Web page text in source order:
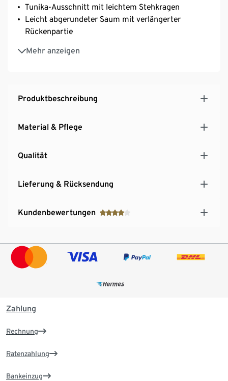
Tunika-Ausschnitt mit leichtem Stehkragen
Leicht abgerundeter Saum mit verlängerter
Rückenpartie
Mehr anzeigen
Knopfleiste auf der Vorderseite
Ärmelabschluss mit geknöpfter Manschette
Produktbeschreibung
Material & Pflege
Qualität
Lieferung & Rücksendung
Kundenbewertungen
Zahlung
Rechnung
Ratenzahlung
Bankeinzug